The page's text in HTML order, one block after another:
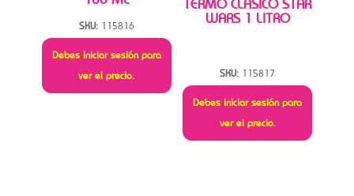
SKU: 115816
Debes iniciar sesión para
ver el precio.
TERMO CLASICO STAR
WARS 1 LITRO
SKU: 115817
Debes iniciar sesión para
ver el precio.